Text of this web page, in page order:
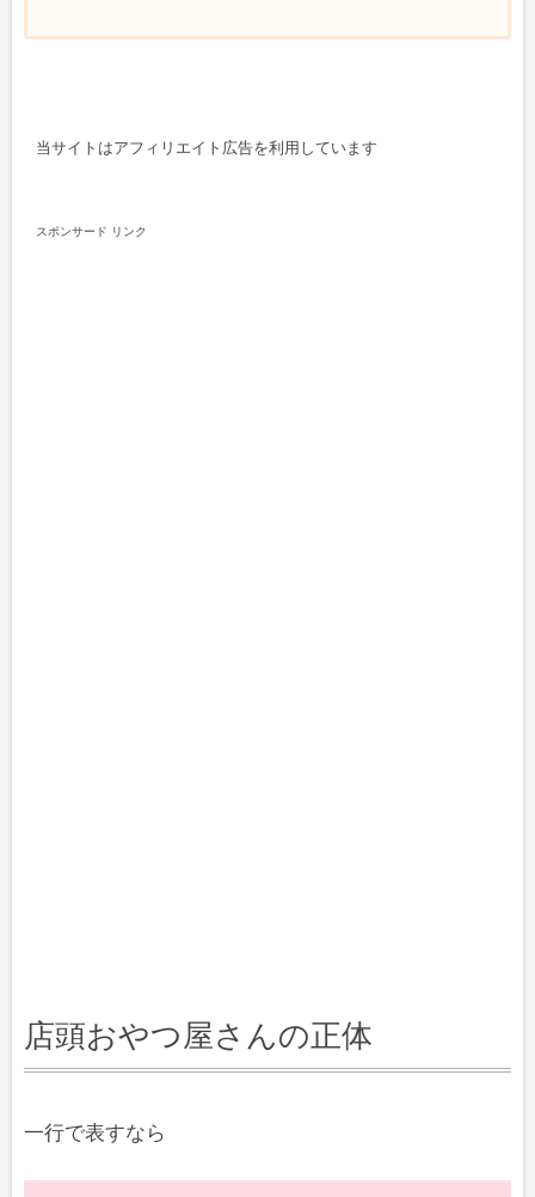
当サイトはアフィリエイト広告を利用しています
スポンサード リンク
店頭おやつ屋さんの正体
一行で表すなら